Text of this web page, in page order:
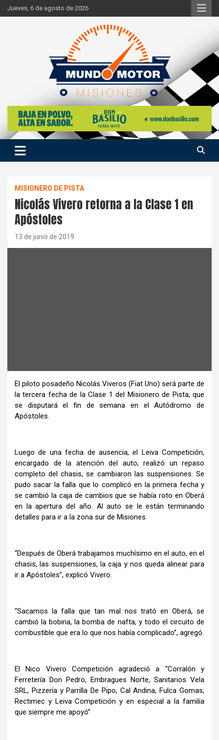
Skip
to
Jueves, 6 de agosto de 2026
Mundo Motor Misiones
Si hay ruido de motores ahí estaremos
MISIONERO DE PISTA
Nicolás Vivero retorna a la Clase 1 en
Apóstoles
13 de junio de 2019
El piloto posadeño Nicolás Viveros (Fiat Uno) será parte de
la tercera fecha de la Clase 1 del Misionero de Pista, que
se disputará el fin de semana en el Autódromo de
Apóstoles.
Luego de una fecha de ausencia, el Leiva Competición,
encargado de la atención del auto, realizó un repaso
completo del chasis, se cambiaron las suspensiones. Se
pudo sacar la falla que lo complicó en la primera fecha y
se cambió la caja de cambios que se había roto en Oberá
en la apertura del año. Al auto se le están terminando
detalles para ir a la zona sur de Misiones.
“Después de Oberá trabajamos muchísimo en el auto, en el
chasis, las suspensiones, la caja y nos queda alinear para
ir a Apóstoles”, explicó Vivero.
“Sacamos la falla que tan mal nos trató en Oberá, se
cambió la bobina, la bomba de nafta, y todo el circuito de
combustible que era lo que nos había complicado”, agregó.
El Nico Vivero Competición agradeció a “Corralón y
Ferretería Don Pedro, Embragues Norte, Sanitarios Vela
SRL, Pizzería y Parrilla De Pipo, Cal Andina, Fulca Gomas,
Rectimec y Leiva Competición y en especial a la familia
que siempre me apoyó”